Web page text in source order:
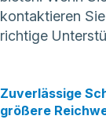
kontaktieren
richtige
Zuverlässige
größere